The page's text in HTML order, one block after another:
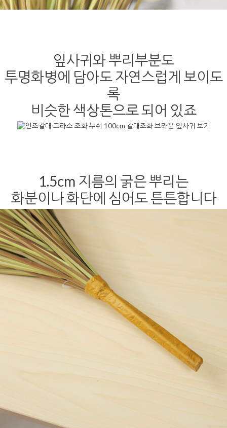
잎사귀와 뿌리부분도
투명화병에 담아도 자연스럽게 보이도
록
비슷한 색상톤으로 되어 있죠
1.5cm 지름의 굵은 뿌리는
화분이나 화단에 심어도 튼튼합니다